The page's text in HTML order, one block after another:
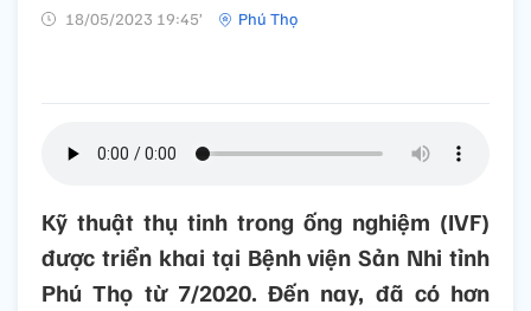
18/05/2023 19:45’ Phú Thọ
Kỹ thuật thụ tinh trong ống nghiệm (IVF)
được triển khai tại Bệnh viện Sản Nhi tỉnh
Phú Thọ từ 7/2020. Đến nay, đã có hơn